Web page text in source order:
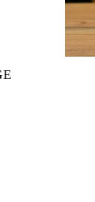
MENGE